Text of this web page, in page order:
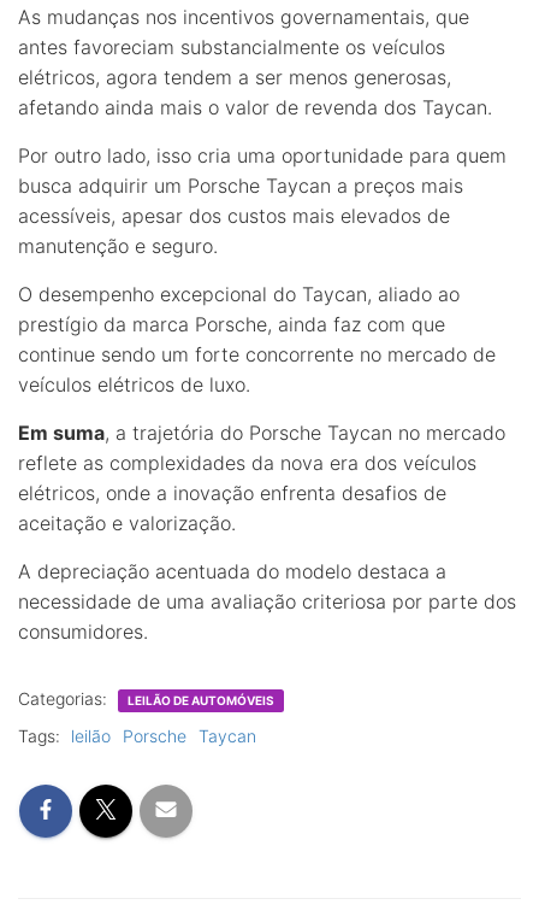
As mudanças nos incentivos governamentais, que
antes favoreciam substancialmente os veículos
elétricos, agora tendem a ser menos generosas,
afetando ainda mais o valor de revenda dos Taycan.
Por outro lado, isso cria uma oportunidade para quem
busca adquirir um Porsche Taycan a preços mais
acessíveis, apesar dos custos mais elevados de
manutenção e seguro.
O desempenho excepcional do Taycan, aliado ao
prestígio da marca Porsche, ainda faz com que
continue sendo um forte concorrente no mercado de
veículos elétricos de luxo.
Em suma, a trajetória do Porsche Taycan no mercado
reflete as complexidades da nova era dos veículos
elétricos, onde a inovação enfrenta desafios de
aceitação e valorização.
A depreciação acentuada do modelo destaca a
necessidade de uma avaliação criteriosa por parte dos
consumidores.
Categorias: LEILÃO DE AUTOMÓVEIS
Tags: leilão Porsche Taycan